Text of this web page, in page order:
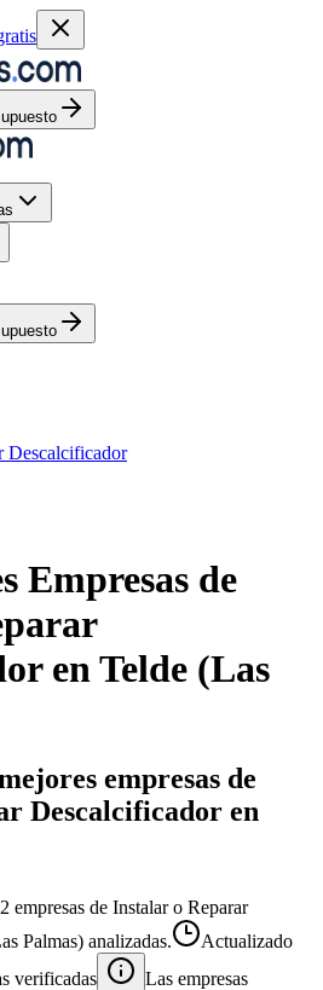
Descalcificador
Empresas de
enTelde (Las
empresas de
Descalcificador en
2 empresas de Instalar o Reparar
Palmas) analizadas.
Actualizado
verificadas
Las empresas